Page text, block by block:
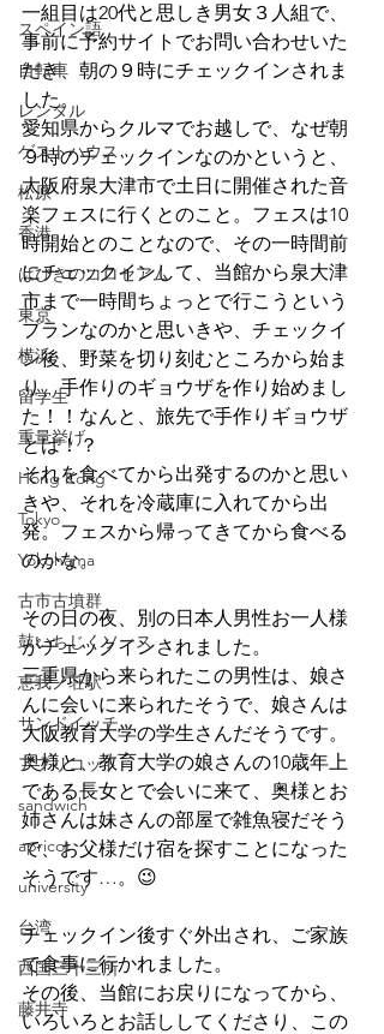
スペイン語
自転車
レンタル
ゲストハウス
松原
香港
はびきのコロセアム
東京
横浜
留学生
重量挙げ
Hong Kong
Tokyo
Yokohama
古市古墳群
鼓いちじくソース
恵我ノ荘駅
サンドイッチ
アプリコット
sandwich
apricot
university
台湾
西国三十三所
藤井寺
一組目は20代と思しき男女３人組で、
事前に予約サイトでお問い合わせいた
だき、朝の９時にチェックインされま
した。
愛知県からクルマでお越しで、なぜ朝
９時のチェックインなのかというと、
大阪府泉大津市で土日に開催された音
楽フェスに行くとのこと。フェスは10
時開始とのことなので、その一時間前
にチェックインして、当館から泉大津
市まで一時間ちょっとで行こうという
プランなのかと思いきや、チェックイ
ン後、野菜を切り刻むところから始ま
り、手作りのギョウザを作り始めまし
た！！なんと、旅先で手作りギョウザ
とは！？
それを食べてから出発するのかと思い
きや、それを冷蔵庫に入れてから出
発。フェスから帰ってきてから食べる
のかな。
その日の夜、別の日本人男性お一人様
がチェックインされました。
三重県から来られたこの男性は、娘さ
んに会いに来られたそうで、娘さんは
大阪教育大学の学生さんだそうです。
奥様と、教育大学の娘さんの10歳年上
である長女とで会いに来て、奥様とお
姉さんは妹さんの部屋で雑魚寝だそう
で、お父様だけ宿を探すことになった
そうです…。😉
チェックイン後すぐ外出され、ご家族
で食事に行かれました。
その後、当館にお戻りになってから、
いろいろとお話ししてくださり、この